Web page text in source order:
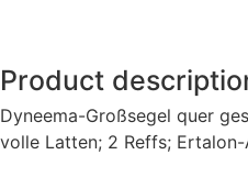
Product
Dyneema-Großsegel quer
volle Latten; 2 Reffs;